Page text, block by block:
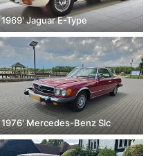
1969' Jaguar E-Type
1976' Mercedes-Benz Slc